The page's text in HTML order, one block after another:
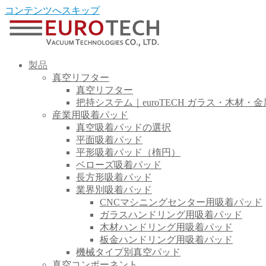
コンテンツへスキップ
製品
真空リフター
真空リフター
把持システム｜euroTECH ガラス・木材・
産業用吸着パッド
真空吸着パッドの選択
平面吸着パッド
平形吸着パッド（楕円）
ベローズ吸着パッド
長方形吸着パッド
業界別吸着パッド
CNCマシニングセンター用吸着パッド
ガラスハンドリング用吸着パッド
木材ハンドリング用吸着パッド
板金ハンドリング用吸着パッド
機械タイプ別真空パッド